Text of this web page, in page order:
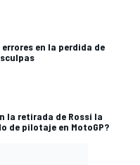
en la perdida de
la retirada de Rossi la
de pilotaje en MotoGP?